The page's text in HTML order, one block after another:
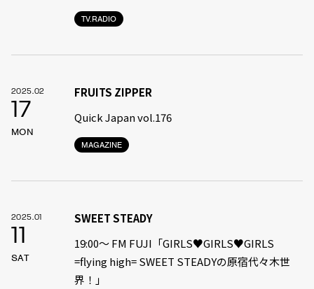
TV.RADIO
2025.02
17
MON
MAGAZINE
FRUITS ZIPPER
Quick Japan vol.176
2025.01
11
SAT
SWEET STEADY
19:00〜 FM FUJI「GIRLS♥GIRLS♥GIRLS
=flying high= SWEET STEADYの原宿代々木世
界！」